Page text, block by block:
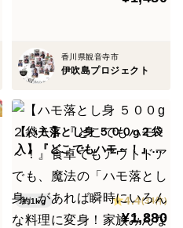
香川県観音寺市
伊吹島プロジェクト
【ハモ落とし身 ５００g２袋
入】『どこでもハモ～！』食
の「ハモ落とし身」があれば
瞬時にいろんな料理に変身！
家族みんなが笑顔になる。瀬
約1kg 4.4(34件)
¥1,880